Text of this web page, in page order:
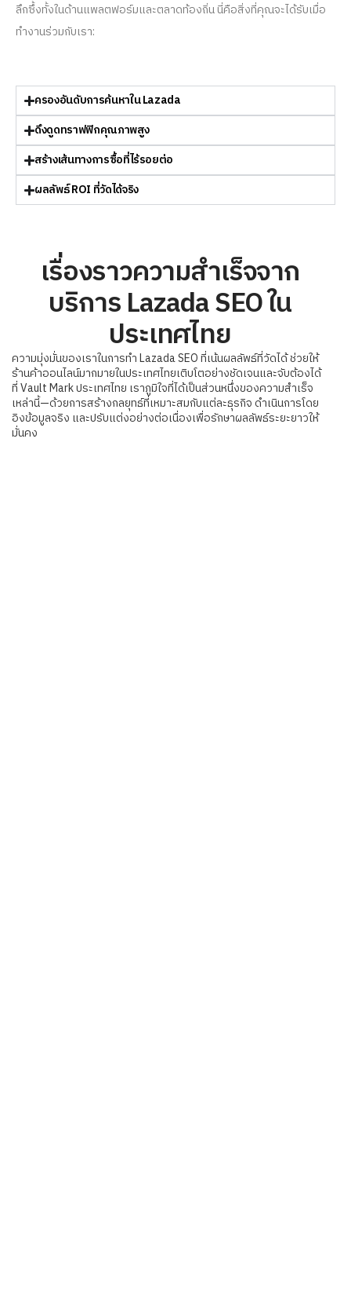
ลึกซึ้งทั้งในด้านแพลตฟอร์มและตลาดท้องถิ่น นี่คือสิ่งที่คุณจะได้รับเมื่อ
ทำงานร่วมกับเรา:
ครองอันดับการค้นหาใน Lazada
ดึงดูดทราฟฟิกคุณภาพสูง
สร้างเส้นทางการซื้อที่ไร้รอยต่อ
ผลลัพธ์ ROI ที่วัดได้จริง
เรื่องราวความสำเร็จจาก
บริการ Lazada SEO ใน
ประเทศไทย
ความมุ่งมั่นของเราในการทำ Lazada SEO ที่เน้นผลลัพธ์ที่วัดได้ ช่วยให้
ร้านค้าออนไลน์มากมายในประเทศไทยเติบโตอย่างชัดเจนและจับต้องได้
ที่ Vault Mark ประเทศไทย เราภูมิใจที่ได้เป็นส่วนหนึ่งของความสำเร็จ
เหล่านี้—ด้วยการสร้างกลยุทธ์ที่เหมาะสมกับแต่ละธุรกิจ ดำเนินการโดย
อิงข้อมูลจริง และปรับแต่งอย่างต่อเนื่องเพื่อรักษาผลลัพธ์ระยะยาวให้
มั่นคง